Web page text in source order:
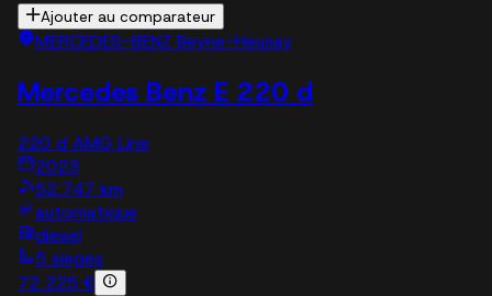
Ajouter au comparateur
MERCEDES-BENZ Beyne-Heusay
Mercedes Benz E 220 d
220 d AMG Line
2023
52,747 km
automatique
diesel
5 sieges
72 225 €